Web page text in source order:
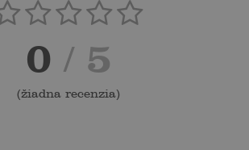
0 / 5
(žiadna recenzia)